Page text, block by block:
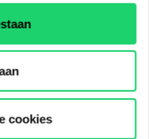
cookies